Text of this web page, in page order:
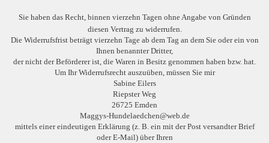
Sie haben das Recht, binnen vierzehn Tagen ohne Angabe von Gründen
diesen Vertrag zu widerrufen.
Die Widerrufsfrist beträgt vierzehn Tage ab dem Tag an dem Sie oder ein von
Ihnen benannter Dritter,
der nicht der Beförderer ist, die Waren in Besitz genommen haben bzw. hat.
Um Ihr Widerrufsrecht auszuüben, müssen Sie mir
Sabine Eilers
Riepster Weg
26725 Emden
Maggys-Hundelaedchen@web.de
mittels einer eindeutigen Erklärung (z. B. ein mit der Post versandter Brief
oder E-Mail) über Ihren